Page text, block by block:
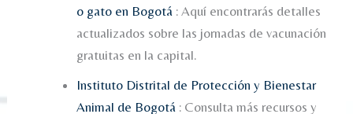
o gato en Bogotá : Aquí encontrarás detalles
actualizados sobre las jornadas de vacunación
gratuitas en la capital.
Instituto Distrital de Protección y Bienestar
Animal de Bogotá : Consulta más recursos y